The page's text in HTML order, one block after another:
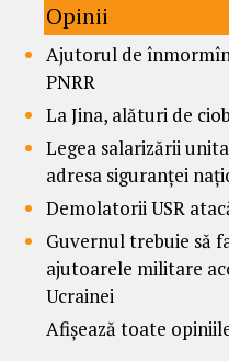
Opinii
Ajutorul de
PNRR
La Jina, alături de
Legea salarizării
adresa siguranței
Demolatorii USR
Guvernul trebuie să
ajutoarele militare
Ucrainei
Afișează toate